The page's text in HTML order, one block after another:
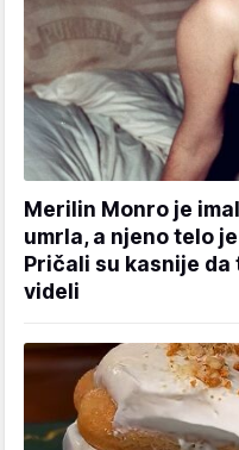
Merilin Monro je
umrla, a njeno telo
Pričali su kasnije
videli